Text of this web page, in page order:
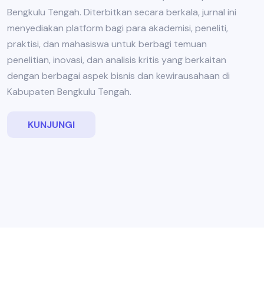
Bengkulu Tengah. Diterbitkan secara berkala, jurnal ini
menyediakan platform bagi para akademisi, peneliti,
praktisi, dan mahasiswa untuk berbagi temuan
penelitian, inovasi, dan analisis kritis yang berkaitan
dengan berbagai aspek bisnis dan kewirausahaan di
Kabupaten Bengkulu Tengah.
KUNJUNGI